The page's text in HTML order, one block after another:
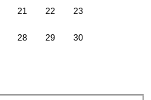
21 22 23
28 29 30